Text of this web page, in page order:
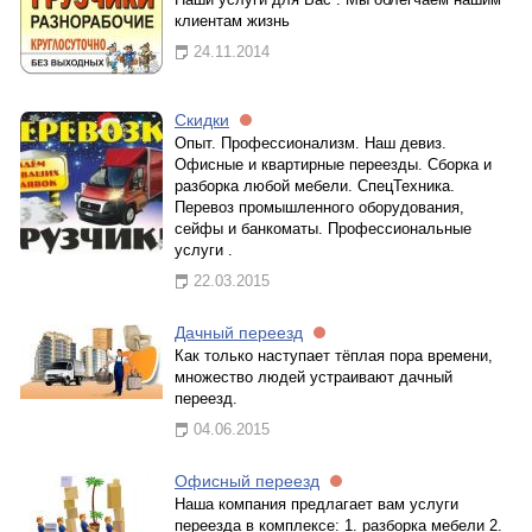
клиентам жизнь
24.11.2014
Скидки
Опыт. Профессионализм. Наш девиз.
Офисные и квартирные переезды. Сборка и
разборка любой мебели. СпецТехника.
Перевоз промышленного оборудования,
сейфы и банкоматы. Профессиональные
услуги .
22.03.2015
Дачный переезд
Как только наступает тёплая пора времени,
множество людей устраивают дачный
переезд.
04.06.2015
Офисный переезд
Наша компания предлагает вам услуги
переезда в комплексе: 1. разборка мебели 2.